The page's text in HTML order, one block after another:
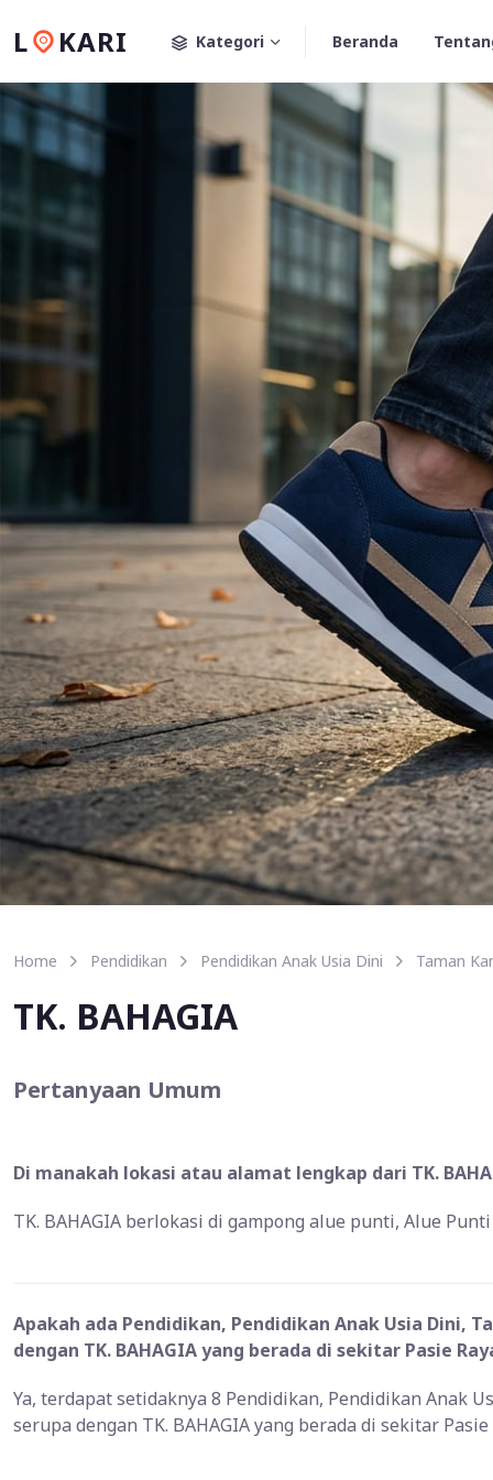
L KARI Kategori Beranda
Home Pendidikan Pendidikan Anak Usia Dini Taman
TK. BAHAGIA
Pertanyaan Umum
Di manakah lokasi atau alamat lengkap dari TK.
TK. BAHAGIA berlokasi di gampong alue punti, Alue Punti
Apakah ada Pendidikan, Pendidikan Anak Usia Dini,
dengan TK. BAHAGIA yang berada di sekitar Pasie
Ya, terdapat setidaknya 8 Pendidikan, Pendidikan Anak
serupa dengan TK. BAHAGIA yang berada di sekitar Pasie